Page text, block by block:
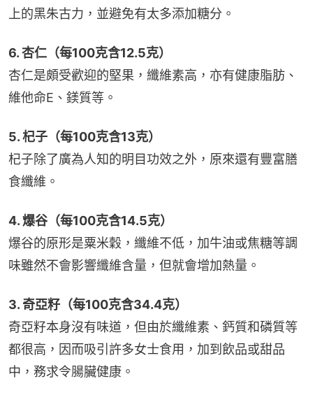
上的黑朱古力，並避免有太多添加糖分。
6. 杏仁（每100克含12.5克）
杏仁是頗受歡迎的堅果，纖維素高，亦有健康脂肪、
維他命E、鎂質等。
5. 杞子（每100克含13克）
杞子除了廣為人知的明目功效之外，原來還有豐富膳
食纖維。
4. 爆谷（每100克含14.5克）
爆谷的原形是粟米穀，纖維不低，加牛油或焦糖等調
味雖然不會影響纖維含量，但就會增加熱量。
3. 奇亞籽（每100克含34.4克）
奇亞籽本身沒有味道，但由於纖維素、鈣質和磷質等
都很高，因而吸引許多女士食用，加到飲品或甜品
中，務求令腸臟健康。